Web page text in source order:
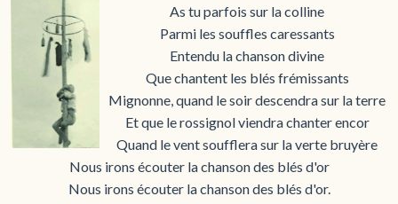
As tu parfois sur la colline
Parmi les souffles caressants
Entendu la chanson divine
Que chantent les blés frémissants
Mignonne, quand le soir descendra sur la terre
Et que le rossignol viendra chanter encor
Quand le vent soufflera sur la verte bruyère
Nous irons écouter la chanson des blés d'or
Nous irons écouter la chanson des blés d'or.